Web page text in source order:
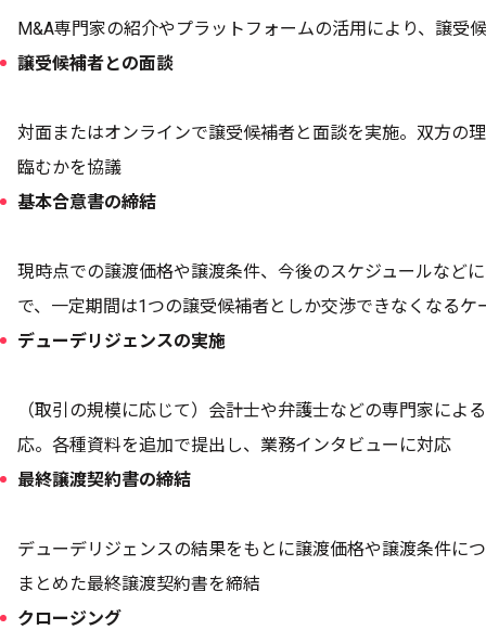
M&A専門家の紹介やプラットフォームの活用により、譲受
譲受候補者との面談
対面またはオンラインで譲受候補者と面談を実施。双方の
臨むかを協議
基本合意書の締結
現時点での譲渡価格や譲渡条件、今後のスケジュールなど
で、一定期間は1つの譲受候補者としか交渉できなくなるケ
デューデリジェンスの実施
（取引の規模に応じて）会計士や弁護士などの専門家によ
応。各種資料を追加で提出し、業務インタビューに対応
最終譲渡契約書の締結
デューデリジェンスの結果をもとに譲渡価格や譲渡条件に
まとめた最終譲渡契約書を締結
クロージング